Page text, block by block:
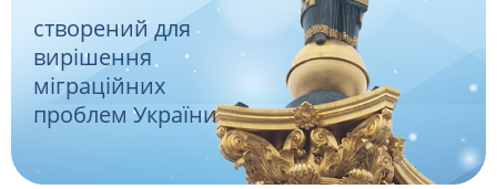
створений для
вирішення
міграційних
проблем України